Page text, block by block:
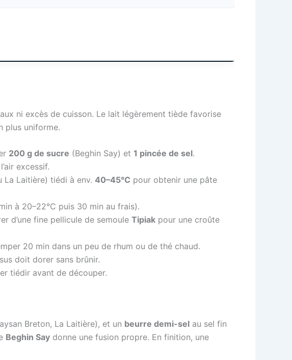
ni excès de cuisson. Le lait légèrement tiède favorise
plus uniforme.
200 g de sucre (Beghin Say) et1 pincée de sel.
excessif.
La Laitière) tiédi à env.40–45°C pour obtenir une pâte
à 20–22°C puis 30 min au frais).
d’une fine pellicule de semouleTipiak pour une croûte
20 min dans un peu de rhum ou de thé chaud.
doit dorer sans brûnir.
tiédir avant de découper.
Breton, La Laitière), et un beurre demi-sel au sel fin
Beghin Say donne une fusion propre. En finition, une